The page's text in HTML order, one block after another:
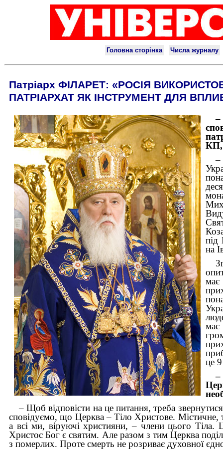
Патріарх ФІЛАРЕТ: «РОСІЯ
ПАТРІАРХАТ ЯК ІНСТРУМЕНТ ДЛЯ
КП,
–
під
на
має
це
–
– Щоб відповісти на це питання, треба
сповідуємо, що Церква – Тіло Христове. Містичне,
а всі ми, віруючі християни, – члени цього
Христос Бог є святим. Але разом з тим Церква
з померлих. Проте смерть не розриває духовної